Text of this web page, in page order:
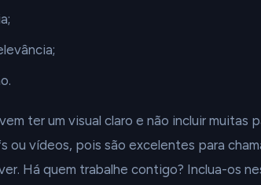
ter um visual claro e não incluir muitas
ou vídeos, pois são excelentes para
Há quem trabalhe contigo? Inclua-os